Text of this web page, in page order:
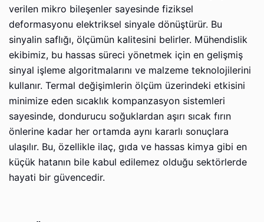
verilen mikro bileşenler sayesinde fiziksel
deformasyonu elektriksel sinyale dönüştürür. Bu
sinyalin saflığı, ölçümün kalitesini belirler. Mühendislik
ekibimiz, bu hassas süreci yönetmek için en gelişmiş
sinyal işleme algoritmalarını ve malzeme teknolojilerini
kullanır. Termal değişimlerin ölçüm üzerindeki etkisini
minimize eden sıcaklık kompanzasyon sistemleri
sayesinde, dondurucu soğuklardan aşırı sıcak fırın
önlerine kadar her ortamda aynı kararlı sonuçlara
ulaşılır. Bu, özellikle ilaç, gıda ve hassas kimya gibi en
küçük hatanın bile kabul edilemez olduğu sektörlerde
hayati bir güvencedir.